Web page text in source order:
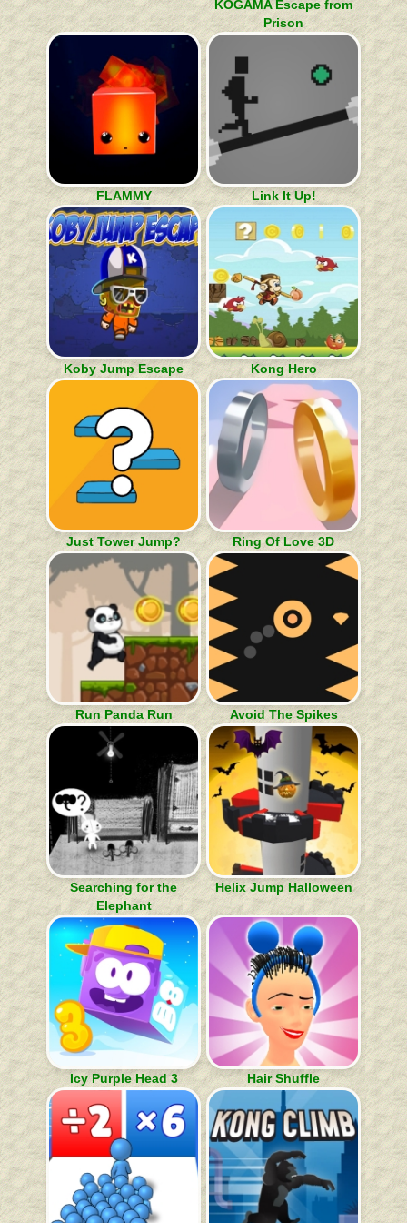
KOGAMA Escape from
Prison
FLAMMY Link It Up!
Koby Jump Escape Kong Hero
Just Tower Jump? Ring Of Love 3D
Run Panda Run Avoid The Spikes
Searching for the
Elephant
Helix Jump Halloween
Icy Purple Head 3 Hair Shuffle